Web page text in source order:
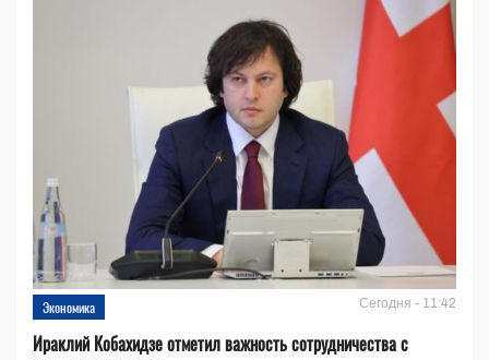
Экономика Сегодня - 11:42
Ираклий Кобахидзе отметил важность сотрудничества с